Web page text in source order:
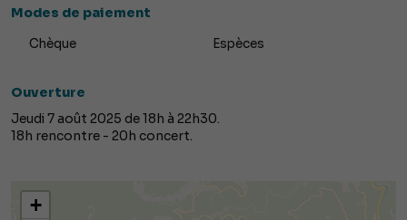
Modes de paiement
Chèque Espèces
Ouverture
Jeudi 7 août 2025 de 18h à 22h30.
18h rencontre - 20h concert.
+